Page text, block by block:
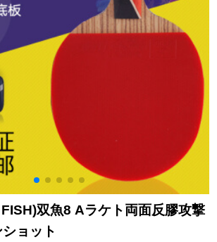
双魚8 Aラケト両面反膠攻撃
ョット